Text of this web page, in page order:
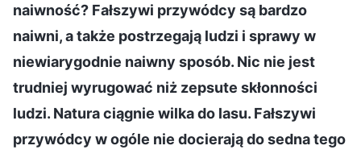
naiwność? Fałszywi przywódcy są bardzo
naiwni, a także postrzegają ludzi i sprawy w
niewiarygodnie naiwny sposób. Nic nie jest
trudniej wyrugować niż zepsute skłonności
ludzi. Natura ciągnie wilka do lasu. Fałszywi
przywódcy w ogóle nie docierają do sedna tego